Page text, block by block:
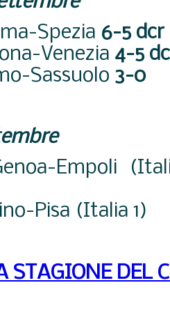
Spezia 6-5
Venezia 4-5
Sassuolo 3-0
Empoli
Pisa (Italia 1)
STAGIONE DEL